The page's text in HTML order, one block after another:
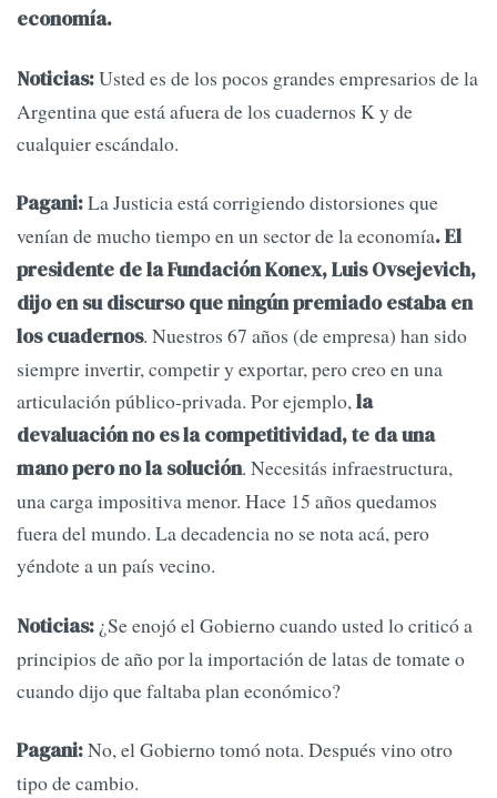
economía.
Noticias:Usted es de los pocos grandes empresarios de la
Argentina que está afuera de los cuadernos K y de
cualquier escándalo.
Pagani:La Justicia está corrigiendo distorsiones que
venían de mucho tiempo en un sector de la economía. El
presidente de la Fundación Konex, Luis Ovsejevich,
dijo en su discurso que ningún premiado estaba en
los cuadernos. Nuestros 67 años (de empresa) han sido
siempre invertir, competir y exportar, pero creo en una
articulación público-privada. Por ejemplo,la
devaluación no es la competitividad, te da una
mano pero no la solución. Necesitás infraestructura,
una carga impositiva menor. Hace 15 años quedamos
fuera del mundo. La decadencia no se nota acá, pero
yéndote a un país vecino.
Noticias: ¿Se enojó el Gobierno cuando usted lo criticó a
principios de año por la importación de latas de tomate o
cuando dijo que faltaba plan económico?
Pagani:No, el Gobierno tomó nota. Después vino otro
tipo de cambio.